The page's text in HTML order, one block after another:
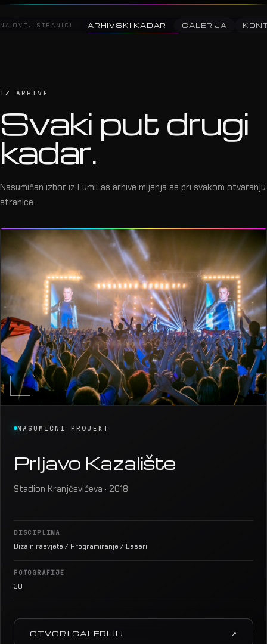
NA OVOJ STRANICI ARHIVSKI KADAR GALERIJA
IZ ARHIVE
Svaki put drugi
kadar.
Nasumičan izbor iz LumiLas arhive mijenja se pri svakom otvaranju
stranice.
NASUMIČNI PROJEKT
Prljavo Kazalište
Stadion Kranjčevićeva · 2018
DISCIPLINA
Dizajn rasvjete / Programiranje / Laseri
FOTOGRAFIJE
30
OTVORI GALERIJU ↗